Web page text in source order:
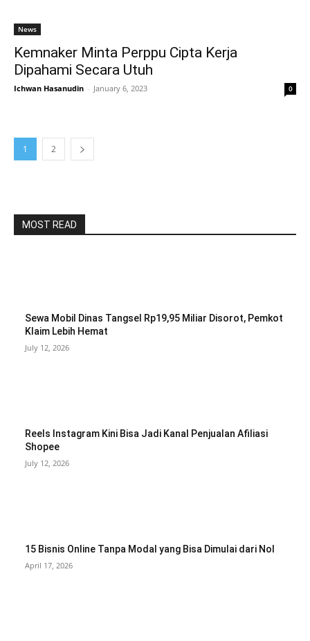
News
Kemnaker Minta Perppu Cipta Kerja
Dipahami Secara Utuh
Ichwan Hasanudin - January 6, 2023 0
1 2
MOST READ
Sewa Mobil Dinas Tangsel Rp19,95 Miliar Disorot, Pemkot
Klaim Lebih Hemat
July 12, 2026
Reels Instagram Kini Bisa Jadi Kanal Penjualan Afiliasi
Shopee
July 12, 2026
15 Bisnis Online Tanpa Modal yang Bisa Dimulai dari Nol
April 17, 2026